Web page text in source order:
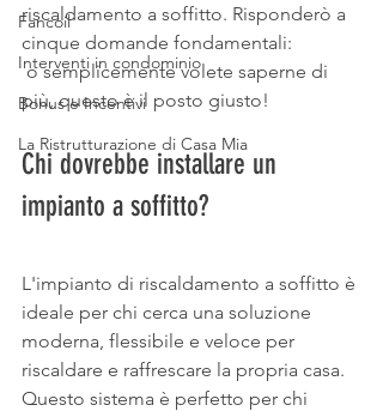
Fancoil
Interventi in condominio
Bonus e Incentivi
La Ristrutturazione di Casa Mia
riscaldamento a soffitto. Risponderò a
cinque domande fondamentali:
o semplicemente volete saperne di
più, questo è il posto giusto!
Chi dovrebbe installare un
impianto a soffitto?
L'impianto di riscaldamento a soffitto è
ideale per chi cerca una soluzione
moderna, flessibile e veloce per
riscaldare e raffrescare la propria casa.
Questo sistema è perfetto per chi